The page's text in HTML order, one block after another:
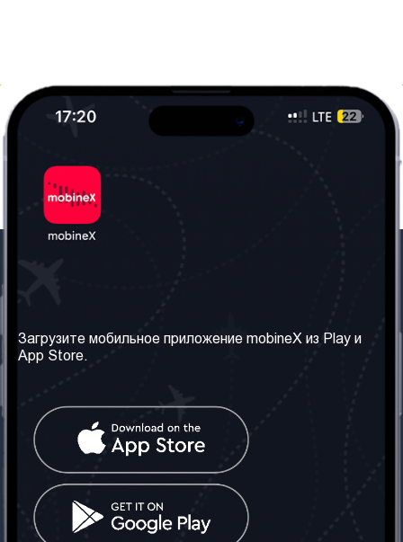
Наши сервисы
Правила и Условия
Часто задаваемые
вопросы
Контакт
Грузия: Тбилиси
Телефон: +442030340050
Социальные сети
Загрузите мобильное приложение mobineX из Play и
App Store.